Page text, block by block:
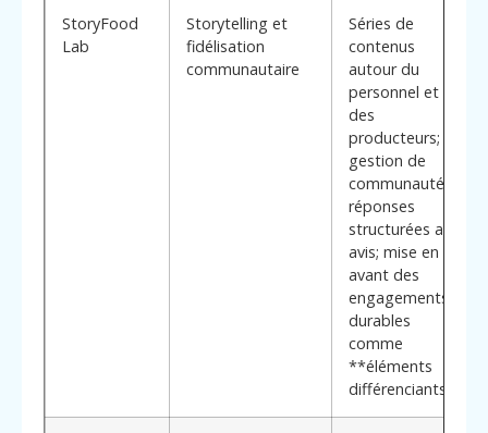
StoryFood
Lab
Storytelling et
fidélisation
communautaire
Séries de
contenus
autour du
personnel et
des
producteurs;
gestion de
communautés;
réponses
structurées aux
avis; mise en
avant des
engagements
durables
comme
**éléments
différenciants**